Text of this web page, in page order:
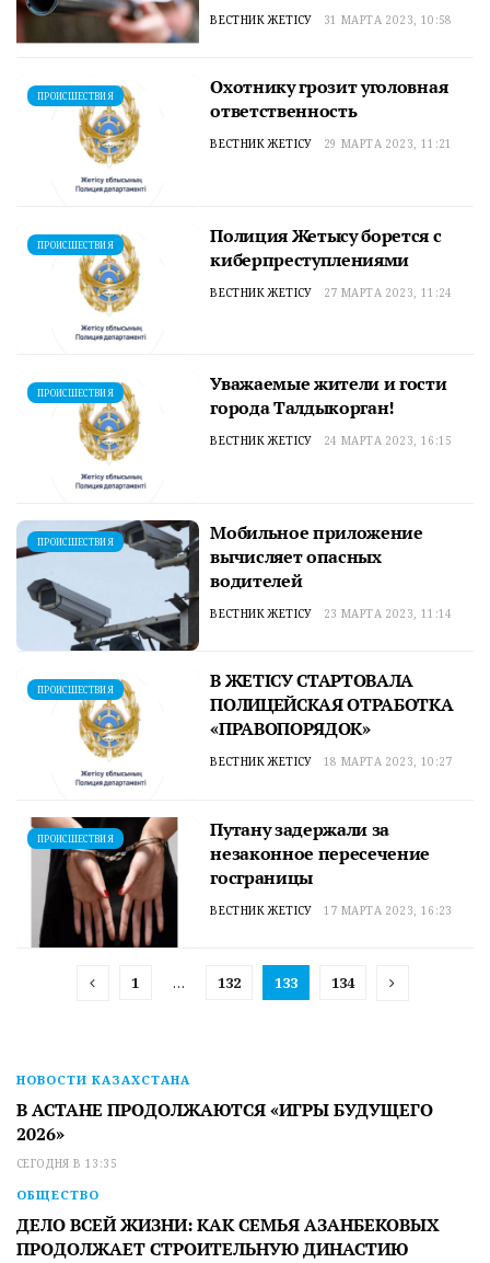
ВЕСТНИК ЖЕТІСУ 31 МАРТА 2023, 10:58
ПРОИСШЕСТВИЯ
Охотнику грозит уголовная
ответственность
ВЕСТНИК ЖЕТІСУ 29 МАРТА 2023, 11:21
ПРОИСШЕСТВИЯ
Полиция Жетысу борется с
киберпреступлениями
ВЕСТНИК ЖЕТІСУ 27 МАРТА 2023, 11:24
ПРОИСШЕСТВИЯ
Уважаемые жители и гости
города Талдыкорган!
ВЕСТНИК ЖЕТІСУ 24 МАРТА 2023, 16:15
ПРОИСШЕСТВИЯ
Мобильное приложение
вычисляет опасных
водителей
ВЕСТНИК ЖЕТІСУ 23 МАРТА 2023, 11:14
ПРОИСШЕСТВИЯ
В ЖЕТІСУ СТАРТОВАЛА
ПОЛИЦЕЙСКАЯ ОТРАБОТКА
«ПРАВОПОРЯДОК»
ВЕСТНИК ЖЕТІСУ 18 МАРТА 2023, 10:27
ПРОИСШЕСТВИЯ
Путану задержали за
незаконное пересечение
госграницы
ВЕСТНИК ЖЕТІСУ 17 МАРТА 2023, 16:23
1 … 132 133 134
НОВОСТИ КАЗАХСТАНА
В АСТАНЕ ПРОДОЛЖАЮТСЯ «ИГРЫ БУДУЩЕГО
2026»
СЕГОДНЯ В 13:35
ОБЩЕСТВО
ДЕЛО ВСЕЙ ЖИЗНИ: КАК СЕМЬЯ АЗАНБЕКОВЫХ
ПРОДОЛЖАЕТ СТРОИТЕЛЬНУЮ ДИНАСТИЮ